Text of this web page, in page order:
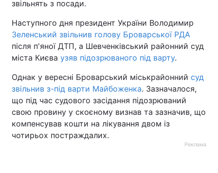
звільнять з посади.
Наступного дня президент України Володимир
Зеленський звільнив голову Броварської РДА
після п'яної ДТП, а Шевченківський районний суд
міста Києва узяв підозрюваного під варту.
Однак у вересні Броварський міськрайонний суд
звільнив з-під варти Майбоженка. Зазначалося,
що під час судового засідання підозрюваний
свою провину у скоєному визнав та зазначив, що
компенсував кошти на лікування двом із
чотирьох постраждалих.
Реклама